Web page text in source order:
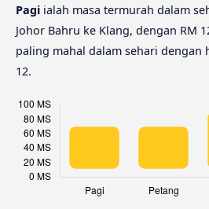
Pagi ialah masa termurah dalam
Johor Bahru ke Klang, dengan RM
paling mahal dalam sehari dengan
12.